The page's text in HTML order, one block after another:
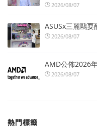
2026/08/07
ASUSx三麗鷗耍
2026/08/07
AMD公佈2026
2026/08/07
熱門標籤